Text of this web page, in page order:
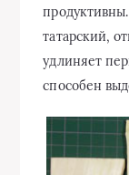
татарский,
удлиняет
способен